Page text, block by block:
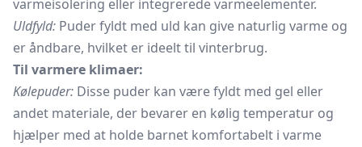
varmeisolering eller integrerede varmeelementer.
Uldfyld: Puder fyldt med uld kan give naturlig varme og
er åndbare, hvilket er ideelt til vinterbrug.
Til varmere klimaer:
Kølepuder: Disse puder kan være fyldt med gel eller
andet materiale, der bevarer en kølig temperatur og
hjælper med at holde barnet komfortabelt i varme